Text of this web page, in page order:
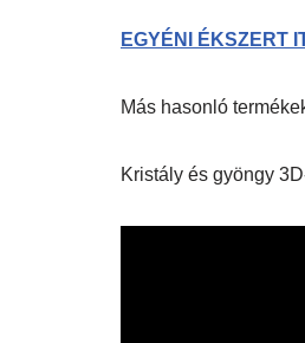
EGYÉNI ÉKSZERT
Más hasonló
Kristály és gyöngy